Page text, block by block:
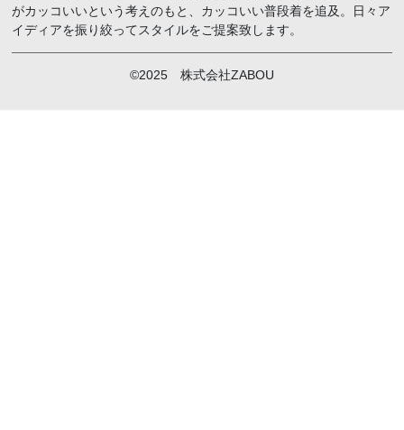
がカッコいいという考えのもと、カッコいい普段着を追及。日々ア
イディアを振り絞ってスタイルをご提案致します。
©2025 株式会社ZABOU